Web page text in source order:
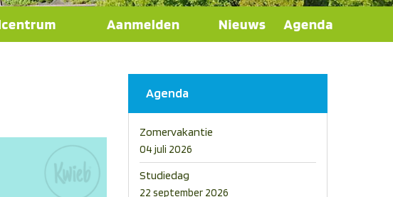
Agenda
Zomervakantie
04 juli 2026
Studiedag
22 september 2026